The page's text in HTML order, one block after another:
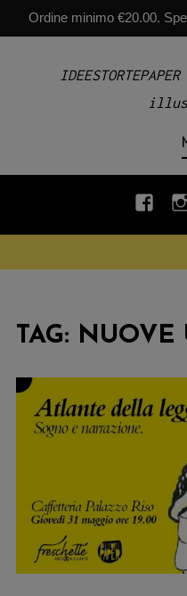
Ordine minimo €20.00.
fb
TAG: NUOVE